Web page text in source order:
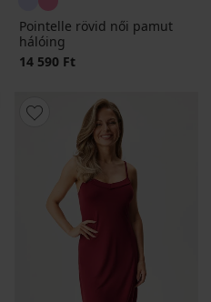
Pointelle rövid női pamut
hálóing
14 590 Ft